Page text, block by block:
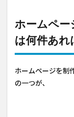
ホームペー
は何件あれ
ホームページを制
の一つが、